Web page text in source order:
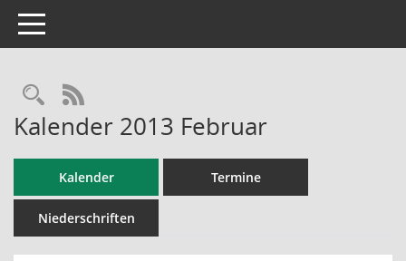
Toggle navigation
RSS-Feed
Kalender 2013 Februar
Kalender Termine
Niederschriften